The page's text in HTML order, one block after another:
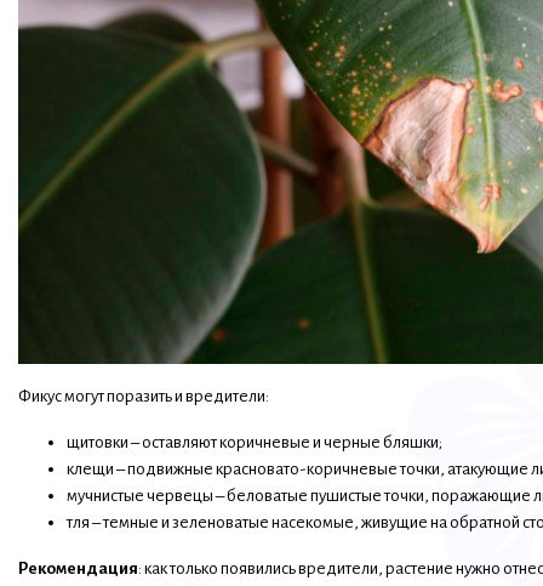
Фикус могут поразить и вредители:
щитовки – оставляют коричневые и черные бляшки;
клещи – подвижные красновато-коричневые точки, атакующие
мучнистые червецы – беловатые пушистые точки, поражающие
тля – темные и зеленоватые насекомые, живущие на обратной
Рекомендация: как только появились вредители, растение нужно